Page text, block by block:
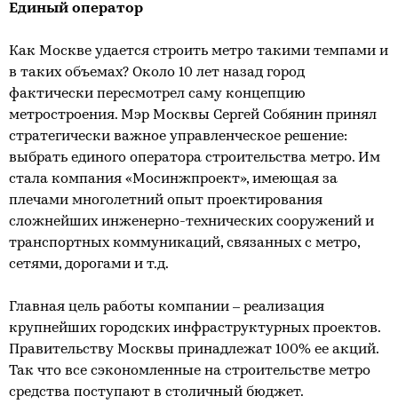
Единый оператор
Как Москве удается строить метро такими темпами и
в таких объемах? Около 10 лет назад город
фактически пересмотрел саму концепцию
метростроения. Мэр Москвы Сергей Собянин принял
стратегически важное управленческое решение:
выбрать единого оператора строительства метро. Им
стала компания «Мосинжпроект», имеющая за
плечами многолетний опыт проектирования
сложнейших инженерно-технических сооружений и
транспортных коммуникаций, связанных с метро,
сетями, дорогами и т.д.
Главная цель работы компании – реализация
крупнейших городских инфраструктурных проектов.
Правительству Москвы принадлежат 100% ее акций.
Так что все сэкономленные на строительстве метро
средства поступают в столичный бюджет.